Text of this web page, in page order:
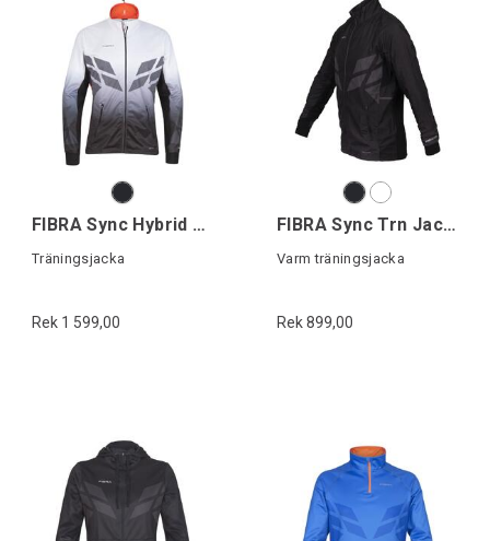
FIBRA Sync Hybrid Jacket
Träningsjacka
Rek 1 599,00
FIBRA Sync Trn Jacket Warm
Varm träningsjacka
Rek 899,00